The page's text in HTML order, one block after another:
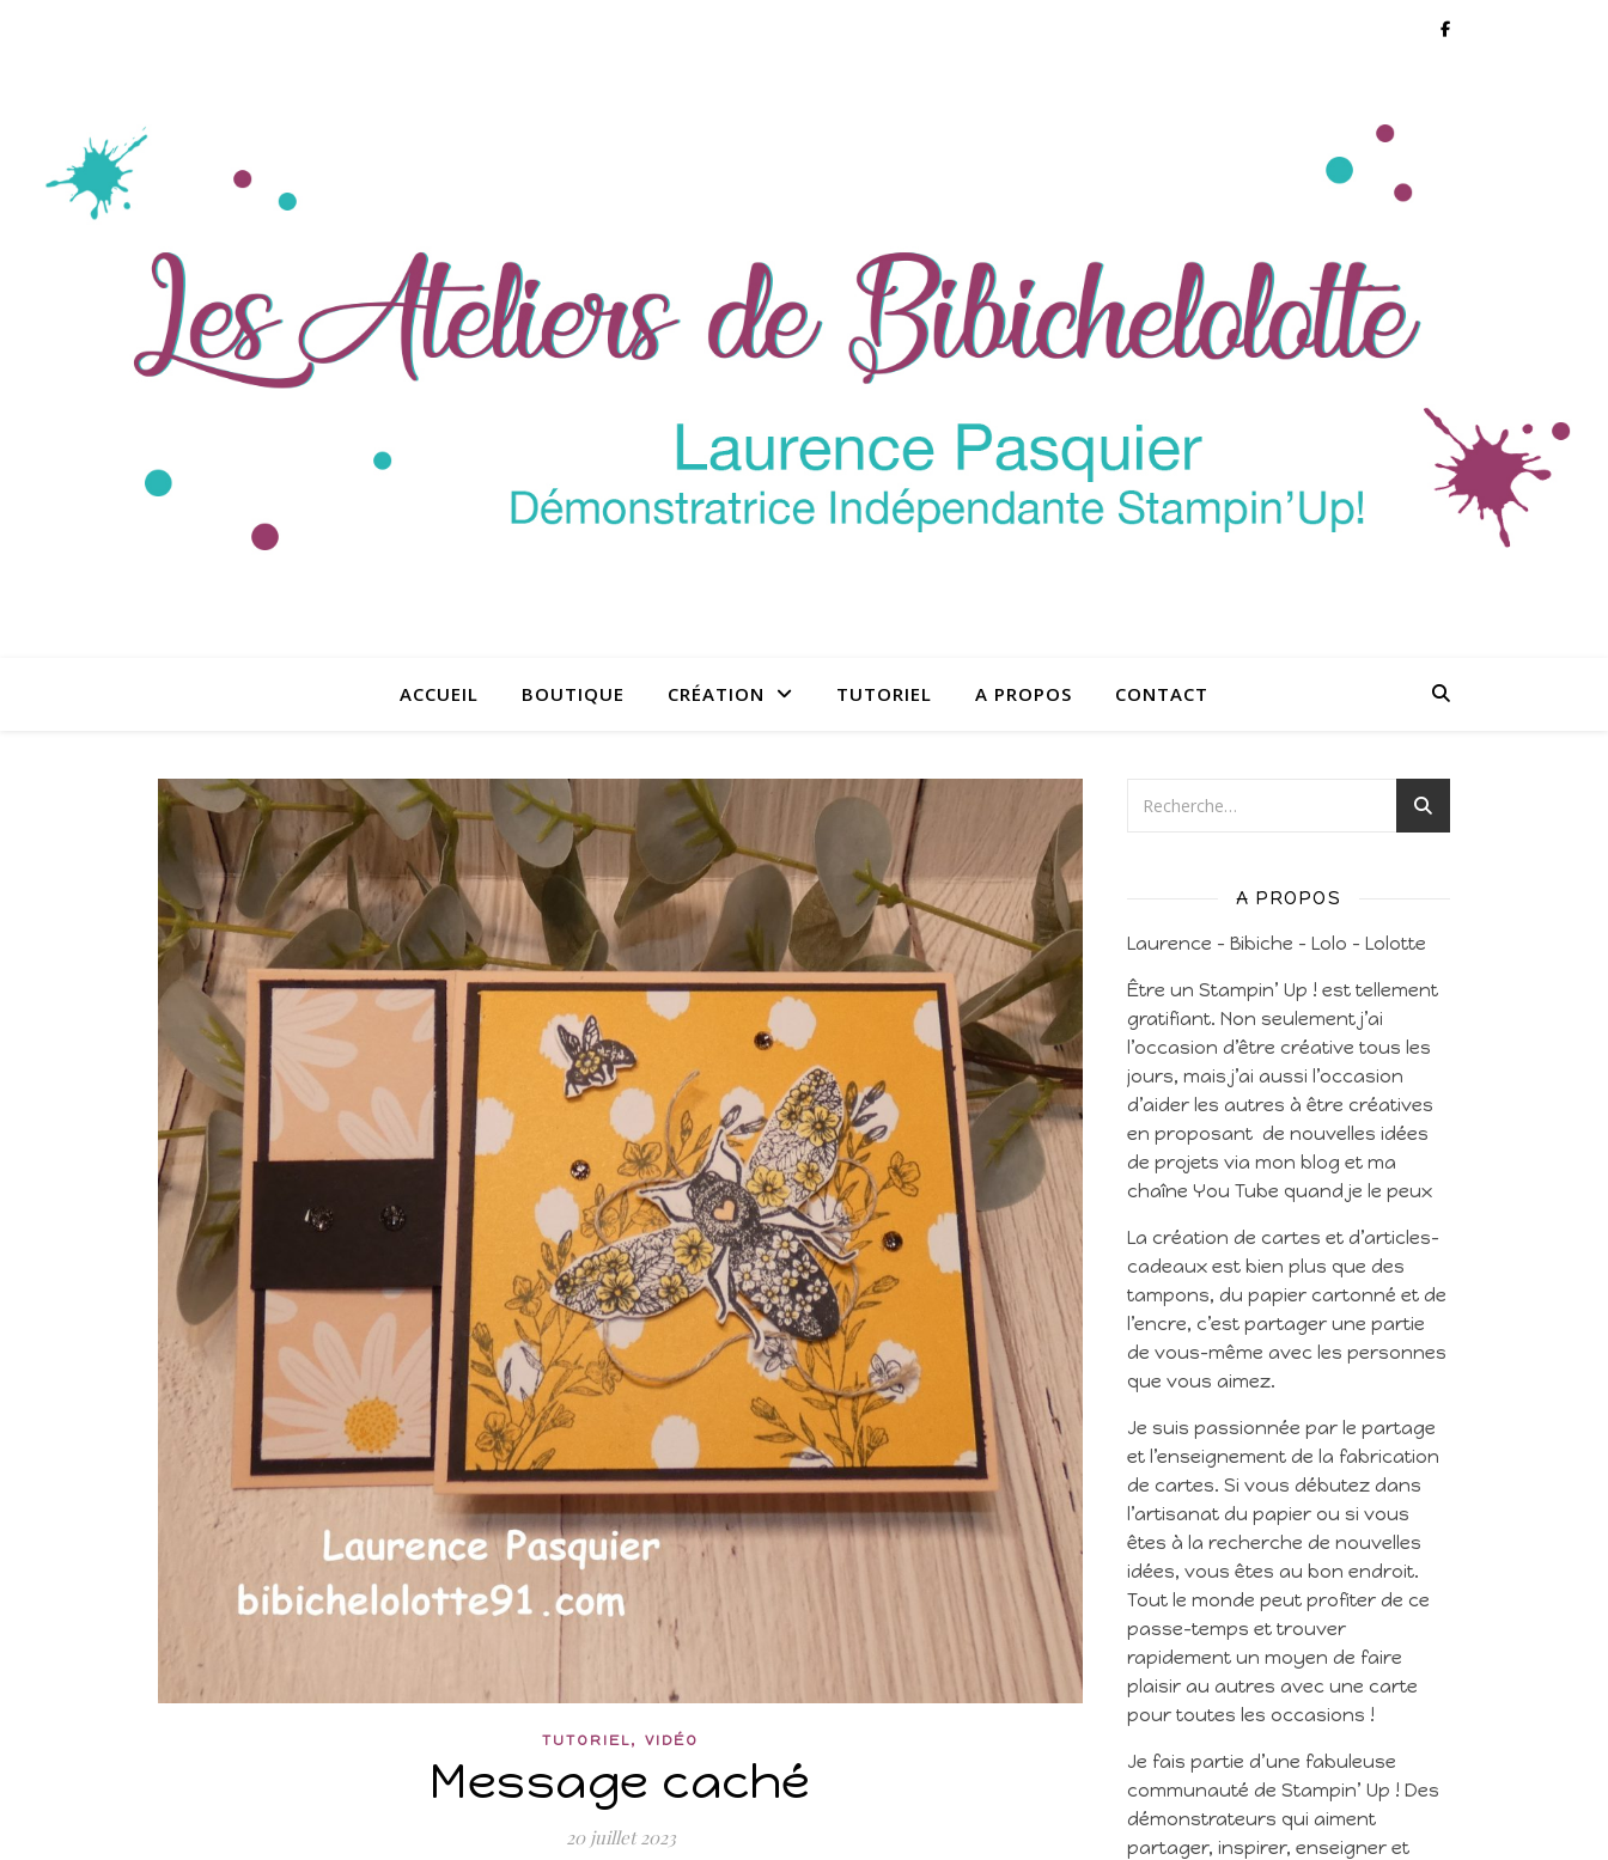
ACCUEIL BOUTIQUE CRÉATION TUTORIEL A PROPOS CONTACT
TUTORIEL, VIDÉO
Message caché
20 juillet 2023
A PROPOS
Laurence – Bibiche – Lolo – Lolotte
Être un Stampin’ Up ! est tellement
gratifiant. Non seulement j’ai
l’occasion d’être créative tous les
jours, mais j’ai aussi l’occasion
d’aider les autres à être créatives
en proposant de nouvelles idées
de projets via mon blog et ma
chaîne You Tube quand je le peux
La création de cartes et d’articles-
cadeaux est bien plus que des
tampons, du papier cartonné et de
l’encre, c’est partager une partie
de vous-même avec les personnes
que vous aimez.
Je suis passionnée par le partage
et l’enseignement de la fabrication
de cartes. Si vous débutez dans
l’artisanat du papier ou si vous
êtes à la recherche de nouvelles
idées, vous êtes au bon endroit.
Tout le monde peut profiter de ce
passe-temps et trouver
rapidement un moyen de faire
plaisir au autres avec une carte
pour toutes les occasions !
Je fais partie d’une fabuleuse
communauté de Stampin’ Up ! Des
démonstrateurs qui aiment
partager, inspirer, enseigner et